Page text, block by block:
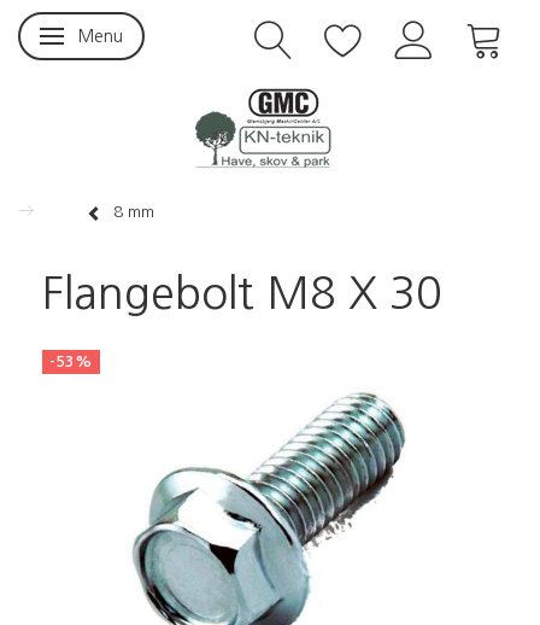
Skifte navigation
Menu
8 mm
Flangebolt M8 X 30
-53%